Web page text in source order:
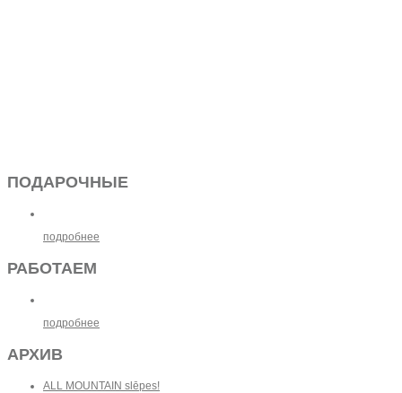
ПОДАРОЧНЫЕ
подробнее
РАБОТАЕМ
подробнее
АРХИВ
ALL MOUNTAIN slēpes!